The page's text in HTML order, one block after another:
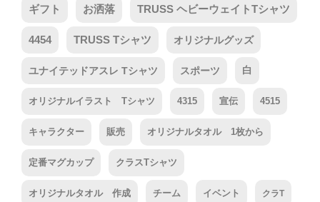
ギフト お洒落 TRUSS ヘビーウェイトTシャツ
4454 TRUSS Tシャツ オリジナルグッズ
ユナイテッドアスレ Tシャツ スポーツ 白
オリジナルイラスト Tシャツ 4315 宣伝 4515
キャラクター 販売 オリジナルタオル 1枚から
定番マグカップ クラスTシャツ
オリジナルタオル 作成 チーム イベント クラT